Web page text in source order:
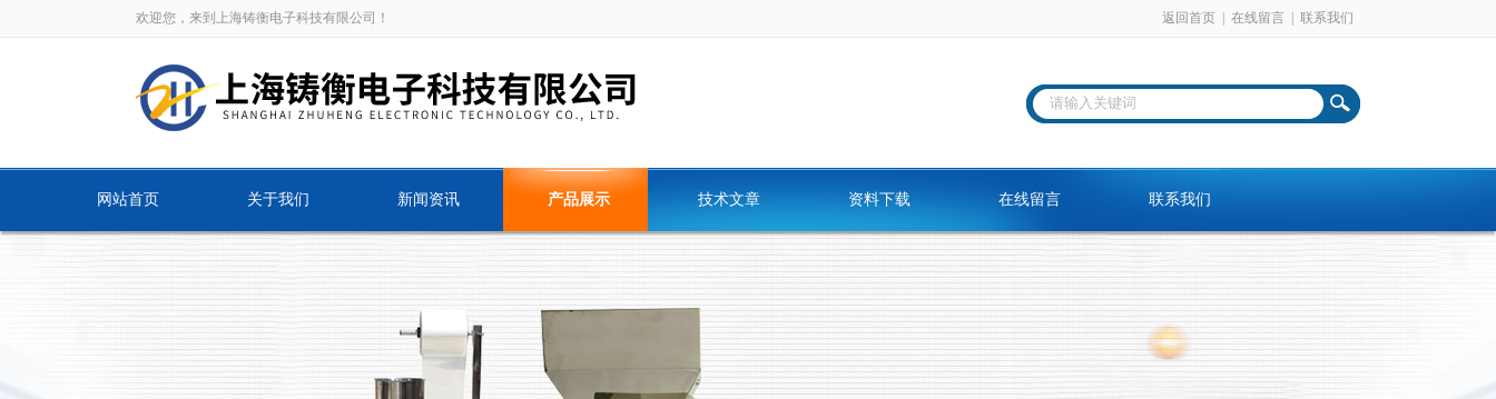
欢迎您，来到上海铸衡电子科技有限公司！ 返回首页 在线留言 联系我们
网站首页 关于我们 新闻资讯 产品展示 技术文章 资料下载 在线留言 联系我们